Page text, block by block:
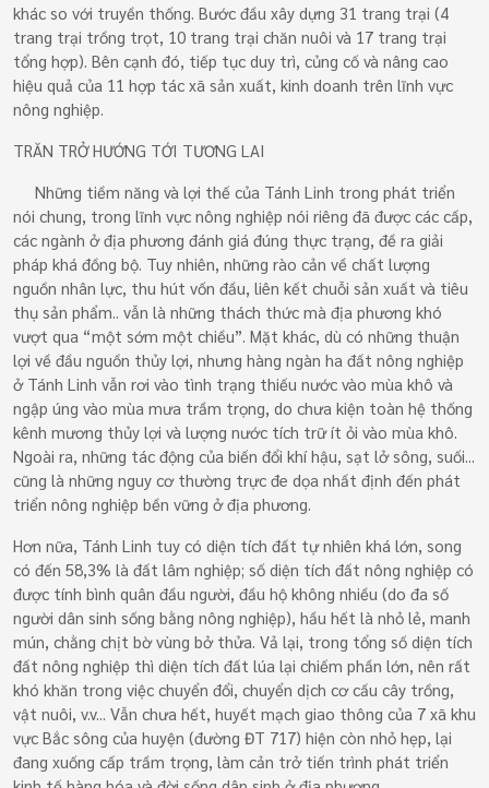
khác so với truyền thống. Bước đầu xây dựng 31 trang trại (4
trang trại trồng trọt, 10 trang trại chăn nuôi và 17 trang trại
tổng hợp). Bên cạnh đó, tiếp tục duy trì, củng cố và nâng cao
hiệu quả của 11 hợp tác xã sản xuất, kinh doanh trên lĩnh vực
nông nghiệp.
TRĂN TRỞ HƯỚNG TỚI TƯƠNG LAI
Những tiềm năng và lợi thế của Tánh Linh trong phát triển
nói chung, trong lĩnh vực nông nghiệp nói riêng đã được các cấp,
các ngành ở địa phương đánh giá đúng thực trạng, đề ra giải
pháp khá đồng bộ. Tuy nhiên, những rào cản về chất lượng
nguồn nhân lực, thu hút vốn đầu, liên kết chuỗi sản xuất và tiêu
thụ sản phẩm.. vẫn là những thách thức mà địa phương khó
vượt qua “một sớm một chiều”. Mặt khác, dù có những thuận
lợi về đầu nguồn thủy lợi, nhưng hàng ngàn ha đất nông nghiệp
ở Tánh Linh vẫn rơi vào tình trạng thiếu nước vào mùa khô và
ngập úng vào mùa mưa trầm trọng, do chưa kiện toàn hệ thống
kênh mương thủy lợi và lượng nước tích trữ ít ỏi vào mùa khô.
Ngoài ra, những tác động của biến đổi khí hậu, sạt lở sông, suối...
cũng là những nguy cơ thường trực đe dọa nhất định đến phát
triển nông nghiệp bền vững ở địa phương.
Hơn nữa, Tánh Linh tuy có diện tích đất tự nhiên khá lớn, song
có đến 58,3% là đất lâm nghiệp; số diện tích đất nông nghiệp có
được tính bình quân đầu người, đầu hộ không nhiều (do đa số
người dân sinh sống bằng nông nghiệp), hầu hết là nhỏ lẻ, manh
mún, chằng chịt bờ vùng bở thửa. Vả lại, trong tổng số diện tích
đất nông nghiệp thì diện tích đất lúa lại chiếm phần lớn, nên rất
khó khăn trong việc chuyển đổi, chuyển dịch cơ cấu cây trồng,
vật nuôi, v.v... Vẫn chưa hết, huyết mạch giao thông của 7 xã khu
vực Bắc sông của huyện (đường ĐT 717) hiện còn nhỏ hẹp, lại
đang xuống cấp trầm trọng, làm cản trở tiến trình phát triển